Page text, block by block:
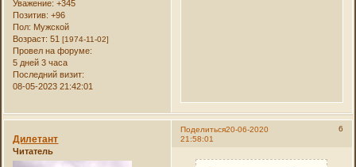
Уважение: +345
Позитив: +96
Пол: Мужской
Возраст: 51[1974-11-02]
Провел на форуме:
5 дней 3 часа
Последний визит:
08-05-2023 21:42:01
Поделиться 6
20-06-2020
21:58:01
Дилетант
Читатель